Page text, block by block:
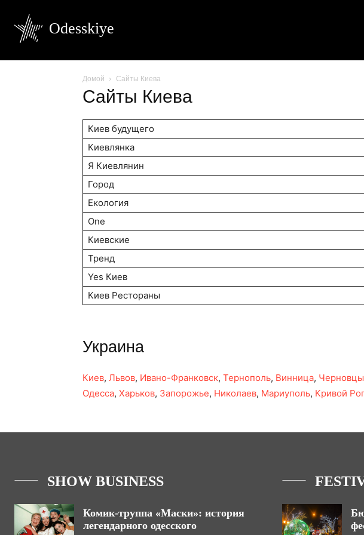
Odesskiye
Домой Сайты Киева
Сайты Киева
Киев будущего
Киевлянка
Я Киевлянин
Город
Екология
One
Киевские
Тренд
Yes Киев
Киев Рестораны
Украина
Киев, Львов, Ивано-Франковск, Тернополь, Винница, Черновцы
Одесса, Харьков, Запорожье, Николаев, Мариуполь, Кривой Рог
SHOW BUSINESS
Комик-труппа «Маски»: история
легендарного одесского